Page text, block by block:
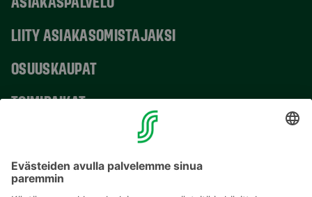
LIITY ASIAKASOMISTAJAKSI
OSUUSKAUPAT
TOIMIPAIKAT